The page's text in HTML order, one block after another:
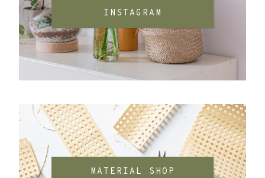
INSTAGRAM
MATERIAL SHOP